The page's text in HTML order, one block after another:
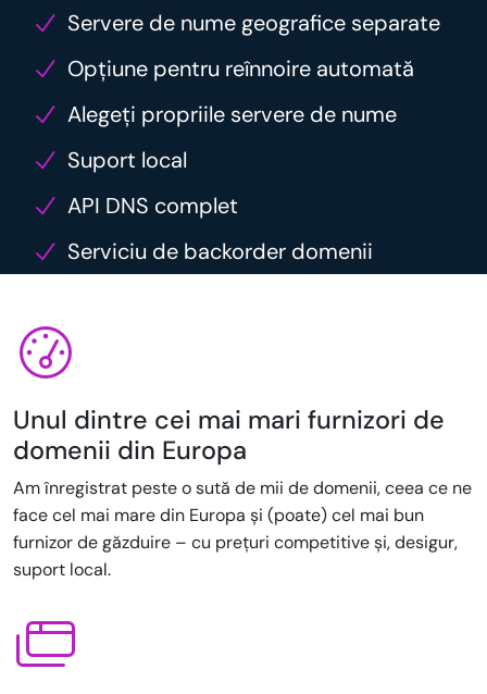
Servere de nume geografice separate
Opțiune pentru reînnoire automată
Alegeți propriile servere de nume
Suport local
API DNS complet
Serviciu de backorder domenii
Unul dintre cei mai mari furnizori de
domenii din Europa
Am înregistrat peste o sută de mii de domenii, ceea ce ne
face cel mai mare din Europa și (poate) cel mai bun
furnizor de găzduire – cu prețuri competitive și, desigur,
suport local.